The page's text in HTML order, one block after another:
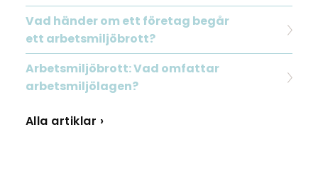
Vad händer om ett företag begår
ett arbetsmiljöbrott?
Arbetsmiljöbrott: Vad omfattar
arbetsmiljölagen?
Alla artiklar ›